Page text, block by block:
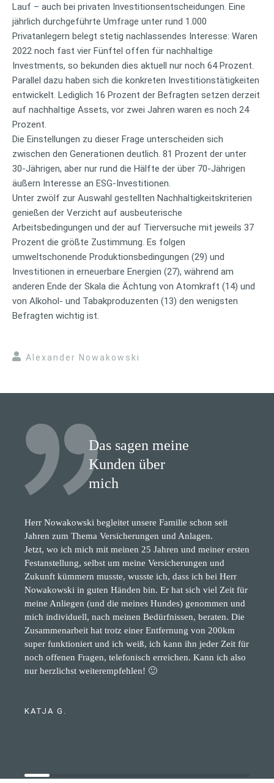
Lauf – auch bei privaten Investitionsentscheidungen. Eine
jährlich durchgeführte Umfrage unter rund 1.000
Privatanlegern belegt stetig nachlassendes Interesse: Waren
2022 noch fast vier Fünftel offen für nachhaltige
Investments, so bekunden dies aktuell nur noch 64 Prozent.
Parallel dazu haben sich die konkreten Investitionstätigkeiten
entwickelt. Lediglich 16 Prozent der Befragten setzen derzeit
auf nachhaltige Assets, vor zwei Jahren waren es noch 24
Prozent.
Die Einstellungen zu dieser Frage unterscheiden sich
zwischen den Generationen deutlich. 81 Prozent der unter
30-Jährigen, aber nur rund die Hälfte der über 70-Jährigen
äußern Interesse an ESG-Investitionen.
Unter zwölf zur Auswahl gestellten Nachhaltigkeitskriterien
genießen der Verzicht auf ausbeuterische
Arbeitsbedingungen und der auf Tierversuche mit jeweils 37
Prozent die größte Zustimmung. Es folgen
umweltschonende Produktionsbedingungen (29) und
Investitionen in erneuerbare Energien (27), während am
anderen Ende der Skala die Ächtung von Atomkraft (14) und
von Alkohol- und Tabakproduzenten (13) den wenigsten
Befragten wichtig ist.
Alexander Nowakowski
Das sagen meine
Kunden über
mich
Herr Nowakowski begleitet unsere Familie schon seit
Jahren zum Thema Versicherungen und Anlagen.
Jetzt, wo ich mich mit meinen 25 Jahren und meiner ersten
Festanstellung, selbst um meine Versicherungen und
Zukunft kümmern musste, wusste ich, dass ich bei Herr
Nowakowski in guten Händen bin. Er hat sich viel Zeit für
meine Anliegen (und die meines Hundes) genommen und
mich individuell, nach meinen Bedürfnissen, beraten. Die
Zusammenarbeit hat trotz einer Entfernung von 200km
super funktioniert und ich weiß, ich kann ihn jeder Zeit für
noch offenen Fragen, telefonisch erreichen. Kann ich also
nur herzlichst weiterempfehlen! 🙂
KATJA G.